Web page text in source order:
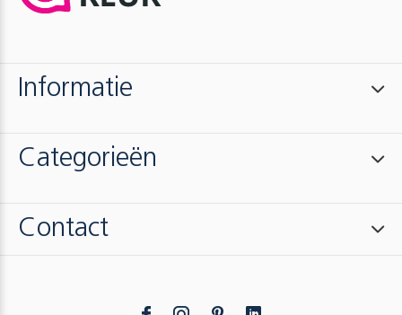
Informatie
Categorieën
Contact